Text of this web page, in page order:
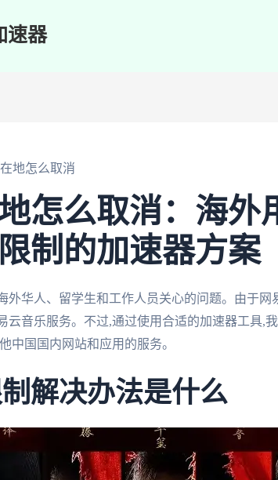
速器
地怎么取消
怎么取消：海外
制的加速器方案
外华人、留学生和工作人员关心的问题。由于网
云音乐服务。不过,通过使用合适的加速器工具,
中国国内网站和应用的服务。
解决办法是什么